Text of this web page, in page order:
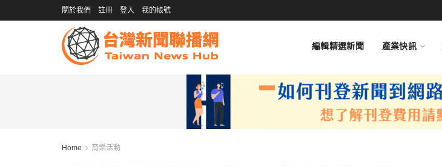
關於我們 註冊 登入 我的帳號
編輯精選新聞 產業快訊
Home 育樂活動